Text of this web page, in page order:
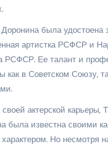
Доронина была удостоена
артистка РСФСР и
РСФСР. Ее талант и
как в Советском Союзу,
актерской карьеры,
была известна своими
Но несмотря